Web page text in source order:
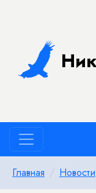
Главная Новости